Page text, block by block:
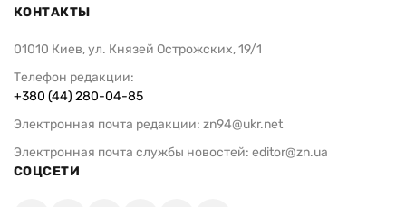
КОНТАКТЫ
01010 Киев, ул. Князей Острожских, 19/1
Телефон редакции:
+380 (44) 280-04-85
Электронная почта редакции: zn94@ukr.net
Электронная почта службы новостей: editor@zn.ua
СОЦСЕТИ